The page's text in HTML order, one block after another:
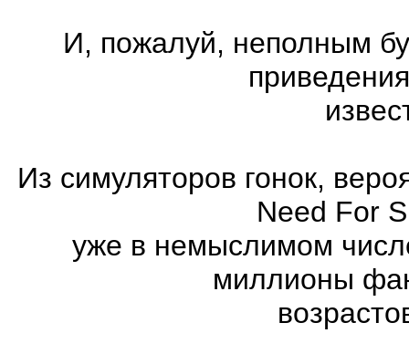
И, пожалуй, неполным
Из симуляторов гонок,
Need For
уже в немыслимом
миллионы